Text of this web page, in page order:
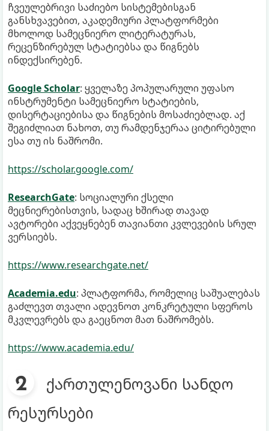
ჩვეულებრივი საძიებო სისტემებისგან
განსხვავებით, აკადემიური პლატფორმები
მხოლოდ სამეცნიერო ლიტერატურას,
რეცენზირებულ სტატიებსა და წიგნებს
ინდექსირებენ.
Google Scholar: ყველაზე პოპულარული უფასო
ინსტრუმენტი სამეცნიერო სტატიების,
დისერტაციებისა და წიგნების მოსაძიებლად. აქ
შეგიძლიათ ნახოთ, თუ რამდენჯერაა ციტირებული
ესა თუ ის ნაშრომი.
https://scholar.google.com/
ResearchGate: სოციალური ქსელი
მეცნიერებისთვის, სადაც ხშირად თავად
ავტორები აქვეყნებენ თავიანთი კვლევების სრულ
ვერსიებს.
https://www.researchgate.net/
Academia.edu: პლატფორმა, რომელიც საშუალებას
გაძლევთ თვალი ადევნოთ კონკრეტული სფეროს
მკვლევრებს და გაეცნოთ მათ ნაშრომებს.
https://www.academia.edu/
ქართულენოვანი სანდო
რესურსები